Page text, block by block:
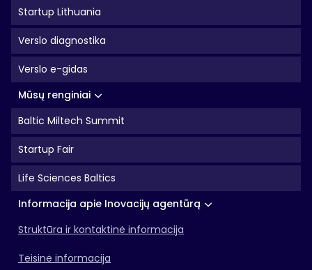
Startup Lithuania
Verslo diagnostika
Verslo e-gidas
Mūsų renginiai
Baltic Miltech Summit
Startup Fair
Life Sciences Baltics
Informacija apie Inovacijų agentūrą
Struktūra ir kontaktinė informacija
Teisinė informacija